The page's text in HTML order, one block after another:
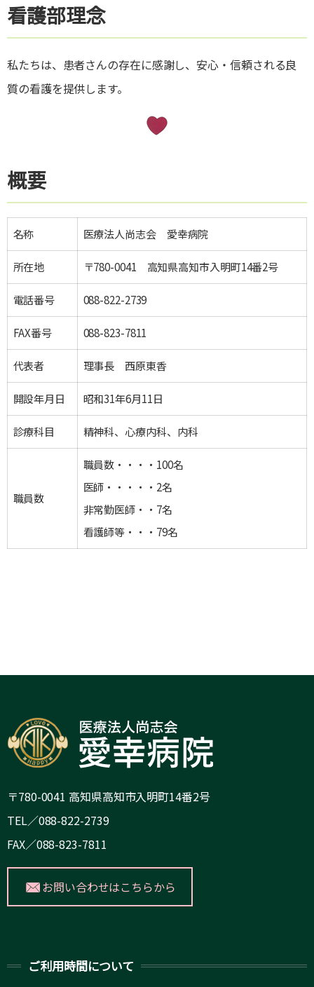
看護部理念
私たちは、患者さんの存在に感謝し、安心・信頼される良
質の看護を提供します。
概要
名称 医療法人尚志会 愛幸病院
所在地 〒780-0041 高知県高知市入明町14番2号
電話番号 088-822-2739
FAX番号 088-823-7811
代表者 理事長 西原東香
開設年月日 昭和31年6月11日
診療科目 精神科、心療内科、内科
職員数
職員数・・・・100名
医師・・・・・2名
非常勤医師・・7名
看護師等・・・79名
〒780-0041 高知県高知市入明町14番2号
TEL／088-822-2739
FAX／088-823-7811
お問い合わせはこちらから
ご利用時間について